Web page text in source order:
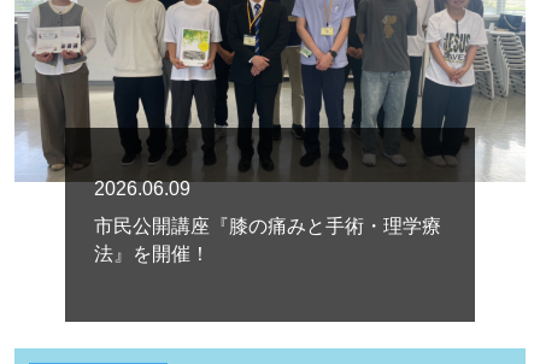
2026.06.09
市民公開講座『膝の痛みと手術・理学療
法』を開催！